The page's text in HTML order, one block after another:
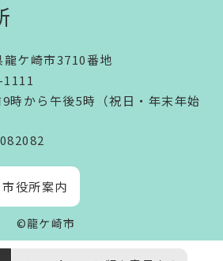
ケ崎市3710番地
時から午後5時（祝日・年末年始
市役所案内
©龍ケ崎市